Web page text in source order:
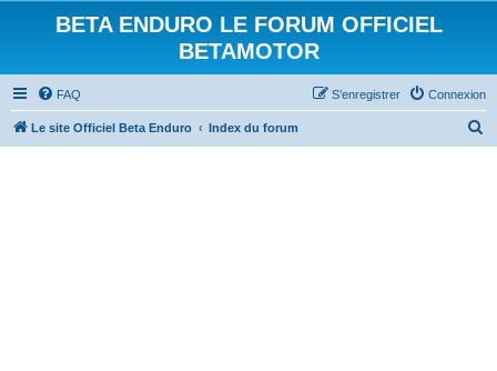
BETA ENDURO LE FORUM OFFICIEL
BETAMOTOR
FAQ Connexion
S’enregistrer
Le site Officiel Beta Enduro Index du forum